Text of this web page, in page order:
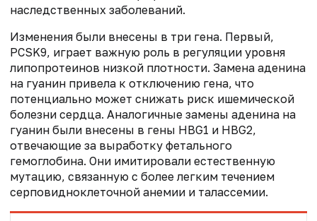
наследственных заболеваний.
Изменения были внесены в три гена. Первый,
PCSK9, играет важную роль в регуляции уровня
липопротеинов низкой плотности. Замена аденина
на гуанин привела к отключению гена, что
потенциально может снижать риск ишемической
болезни сердца. Аналогичные замены аденина на
гуанин были внесены в гены HBG1 и HBG2,
отвечающие за выработку фетального
гемоглобина. Они имитировали естественную
мутацию, связанную с более легким течением
серповидноклеточной анемии и талассемии.